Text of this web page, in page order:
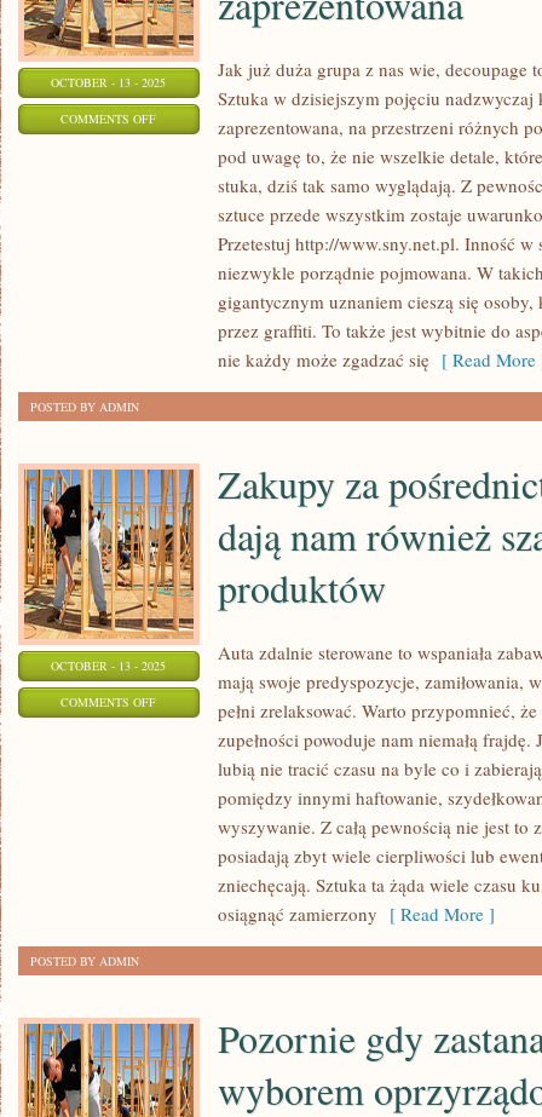
OCTOBER - 13 - 2025
COMMENTS OFFON
NIEZWYKLE
KONKRETNIE
POZOSTAJE
ZAPREZENTOWANA
Jak już duża grupa z nas wie, decoupage
Sztuka w dzisiejszym pojęciu nadzwyczaj
zaprezentowana, na przestrzeni różnych
pod uwagę to, że nie wszelkie detale,
stuka, dziś tak samo wyglądają. Z
sztuce przede wszystkim zostaje
Przetestuj http://www.sny.net.pl. Inność w
niezwykle porządnie pojmowana. W
gigantycznym uznaniem cieszą się
przez graffiti. To także jest wybitnie do
nie każdy może zgadzać się [ Read More
POSTED BY ADMIN
OCTOBER - 13 - 2025
COMMENTS OFFON
POŚREDNICTWEM
INTERNETU
SZANSĘ
NABYCIA
Zakupy za
dają nam również
produktów
Auta zdalnie sterowane to wspaniała
mają swoje predyspozycje, zamiłowania,
pełni zrelaksować. Warto przypomnieć,
zupełności powoduje nam niemałą
lubią nie tracić czasu na byle co i
pomiędzy innymi haftowanie,
wyszywanie. Z całą pewnością nie jest to
posiadają zbyt wiele cierpliwości lub
zniechęcają. Sztuka ta żąda wiele czasu
osiągnąć zamierzony [ Read More ]
POSTED BY ADMIN
Pozornie gdy
wyborem